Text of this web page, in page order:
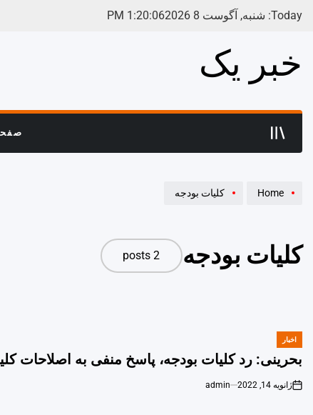
Today: شنبه, آگوست 8 2026 1 :20:06
PM
خبر یک
Home کلیات بودجه
کلیات بودجه 2 posts
POSTED
اخبار
بحرینی: رد کلیات بودجه، پاسخ منفی به اصلاحات
on
ژانویه 14, 2022 admin